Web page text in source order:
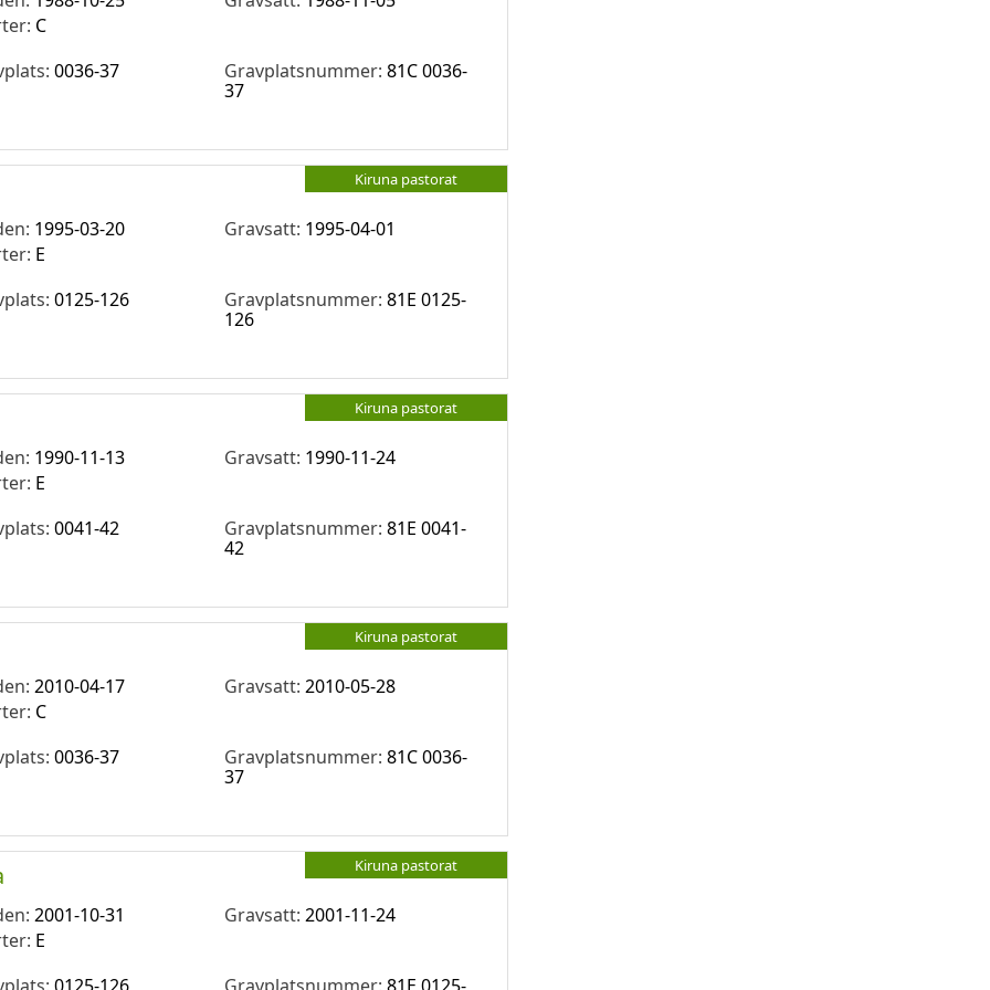
C
0036-37 Gravplatsnummer: 81C 0036-
37
Kiruna pastorat
1995-03-20 Gravsatt: 1995-04-01
E
0125-126 Gravplatsnummer: 81E 0125-
126
Kiruna pastorat
1990-11-13 Gravsatt: 1990-11-24
E
0041-42 Gravplatsnummer: 81E 0041-
42
Kiruna pastorat
2010-04-17 Gravsatt:2010-05-28
C
0036-37 Gravplatsnummer: 81C 0036-
37
Kiruna pastorat
2001-10-31 Gravsatt:2001-11-24
E